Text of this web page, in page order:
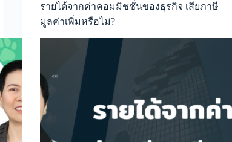
รายได้จากค่าคอมมิชชั่นของธุรกิจ เสียภาษี
มูลค่าเพิ่มหรือไม่?